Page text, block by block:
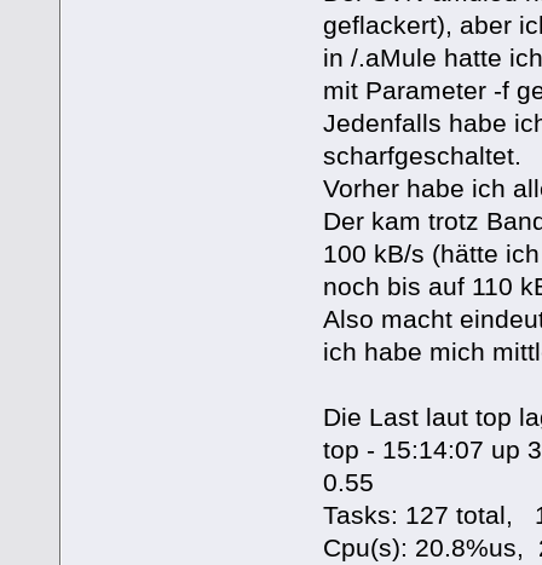
geflackert), aber
in /.aMule hatte
mit Parameter -f
Jedenfalls habe
scharfgeschaltet.
Vorher habe ich
Der kam trotz
100 kB/s (hätte
noch bis auf 110
Also macht
ich habe mich
Die Last laut top
top - 15:14:07 up
0.55
Tasks: 127 total,
Cpu(s):